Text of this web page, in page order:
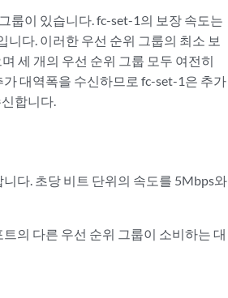
룹이 있습니다. fc-set-1의 보장 속도는
다. 이러한 우선 순위 그룹의 최소 보
세 개의 우선 순위 그룹 모두 여전히
대역폭을 수신하므로 fc-set-1은 추가
합니다.
다. 초당 비트 단위의 속도를 5Mbps와
의 다른 우선 순위 그룹이 소비하는 대